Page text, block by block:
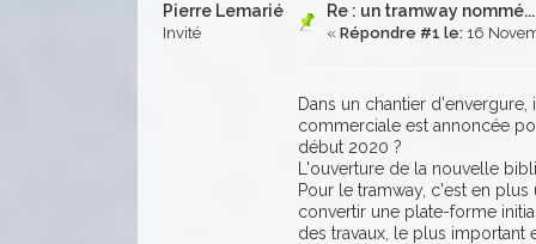
Pierre Lemarié
Invité
Re : un tramway
« Répondre #1 le: 16
Dans un chantier
commerciale est annoncée
début 2020 ?
L'ouverture de la nouvelle
Pour le tramway, c'est en
convertir une plate-forme
des travaux, le plus important